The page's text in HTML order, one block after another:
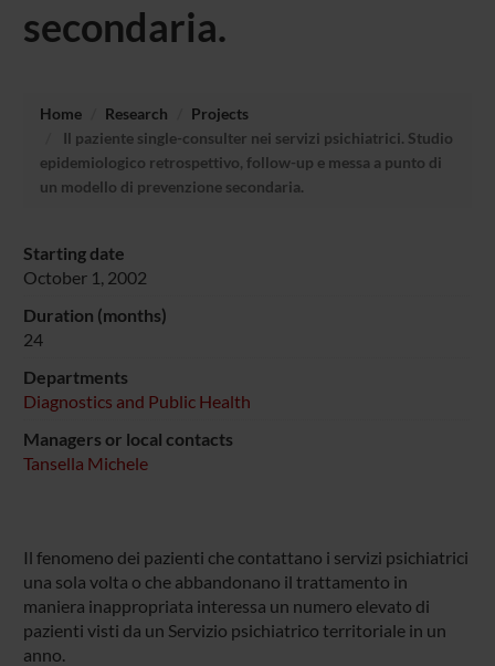
secondaria.
Home Research
Projects
Il paziente single-consulter nei servizi psichiatrici. Studio
epidemiologico retrospettivo, follow-up e messa a punto di
un modello di prevenzione secondaria.
Starting date
October 1, 2002
Duration (months)
24
Departments
Diagnostics and Public Health
Managers or local contacts
Tansella Michele
Il fenomeno dei pazienti che contattano i servizi psichiatrici
una sola volta o che abbandonano il trattamento in
maniera inappropriata interessa un numero elevato di
pazienti visti da un Servizio psichiatrico territoriale in un
anno.